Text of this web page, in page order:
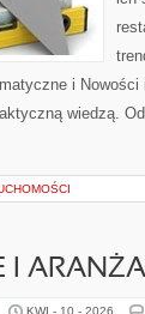
i
wiedzą.
I
KWI - 10 - 2026